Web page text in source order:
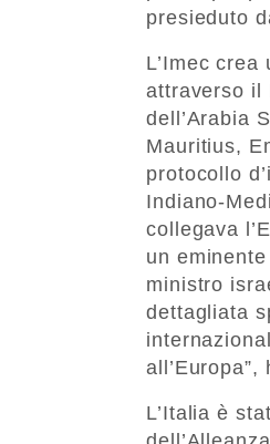
presieduto
L’Imec
attraverso il
dell’Arabia
Mauritius,
protocollo
Indiano-
collegava
un
ministro
dettagliata
L’Italia è